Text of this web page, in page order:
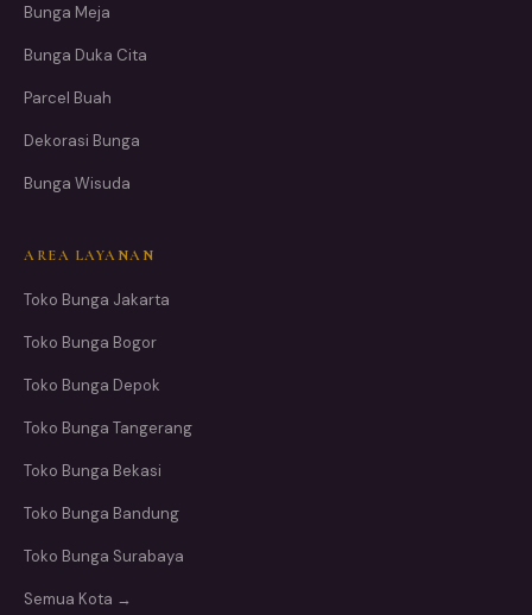
Bunga Meja
Bunga Duka Cita
Parcel Buah
Dekorasi Bunga
Bunga Wisuda
AREA LAYANAN
Toko Bunga Jakarta
Toko Bunga Bogor
Toko Bunga Depok
Toko Bunga Tangerang
Toko Bunga Bekasi
Toko Bunga Bandung
Toko Bunga Surabaya
Semua Kota →